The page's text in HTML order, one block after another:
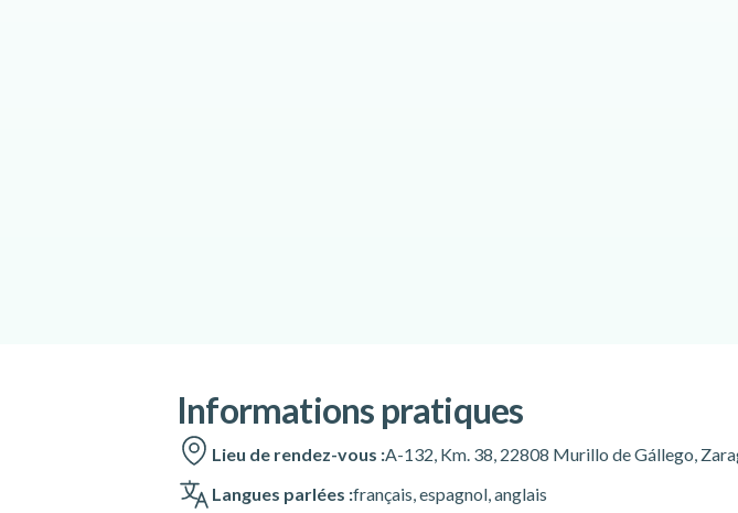
Informations pratiques
Lieu de rendez-vous :A-132, Km. 38, 22808 Murillo de Gállego,
Langues parlées :français,espagnol,anglais